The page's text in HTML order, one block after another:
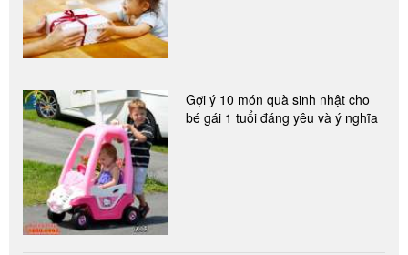
Gợi ý 10 món quà sinh nhật cho
bé gái 1 tuổi đáng yêu và ý nghĩa